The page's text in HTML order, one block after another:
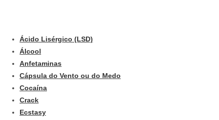
Ácido Lisérgico (LSD)
Álcool
Anfetaminas
Cápsula do Vento ou do Medo
Cocaína
Crack
Ecstasy